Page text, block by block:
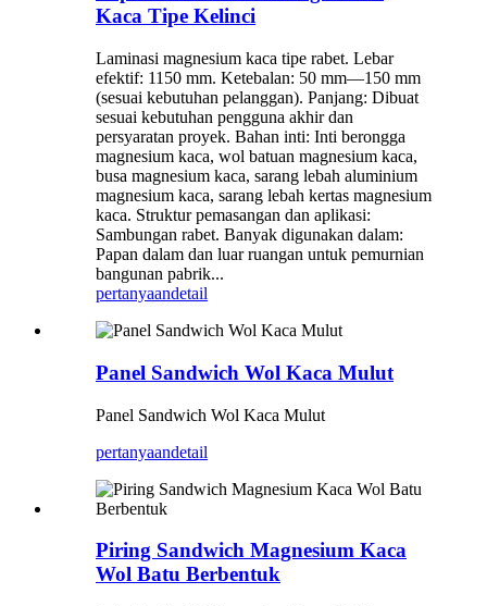
Kaca Tipe Kelinci
Laminasi magnesium kaca tipe rabet. Lebar
efektif: 1150 mm. Ketebalan: 50 mm—150 mm
(sesuai kebutuhan pelanggan). Panjang: Dibuat
sesuai kebutuhan pengguna akhir dan
persyaratan proyek. Bahan inti: Inti berongga
magnesium kaca, wol batuan magnesium kaca,
busa magnesium kaca, sarang lebah aluminium
magnesium kaca, sarang lebah kertas magnesium
kaca. Struktur pemasangan dan aplikasi:
Sambungan rabet. Banyak digunakan dalam:
Papan dalam dan luar ruangan untuk pemurnian
bangunan pabrik...
pertanyaandetail
Panel Sandwich Wol Kaca Mulut
Panel Sandwich Wol Kaca Mulut
pertanyaandetail
Piring Sandwich Magnesium Kaca
Wol Batu Berbentuk